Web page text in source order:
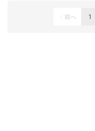
前へ 1